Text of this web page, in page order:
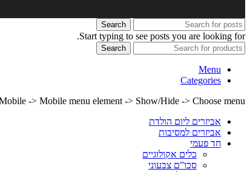
Search
Start typing to see posts you are looking for.
Search
Menu
Categories
-> Mobile menu element -> Show/Hide -> Choose menu
אביזרים ליום הולדת
אביזרים למסיבות
חד פעמי
כלים אקולוגיים
סכו”ם צבעוני